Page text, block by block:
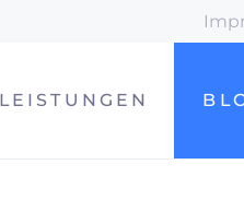
LEISTUNGEN